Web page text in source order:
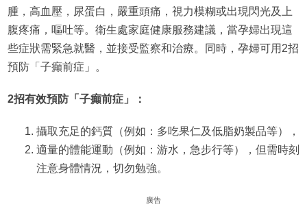
腫，高血壓，尿蛋白，嚴重頭痛，視力模糊或出現閃光及上
腹疼痛，嘔吐等。衛生處家庭健康服務建議，當孕婦出現這
些症狀需緊急就醫，並接受監察和治療。同時，孕婦可用2招
預防「子癲前症」。
2招有效預防「子癲前症」：
攝取充足的鈣質（例如：多吃果仁及低脂奶製品等），
適量的體能運動（例如：游水，急步行等），但需時刻
注意身體情況，切勿勉強。
廣告